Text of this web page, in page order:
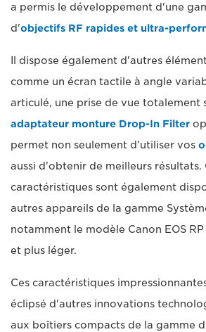
a permis le développement d'une
d'objectifs RF rapides et ultra-
Il dispose également d'autres
comme un écran tactile à angle
articulé, une prise de vue totalement
adaptateur monture Drop-In Filter
permet non seulement d'utiliser vos
aussi d'obtenir de meilleurs résultats.
caractéristiques sont également
autres appareils de la gamme
notamment le modèle Canon EOS
et plus léger.
Ces caractéristiques
éclipsé d'autres innovations
aux boîtiers compacts de la gamme